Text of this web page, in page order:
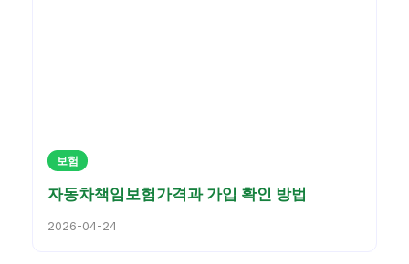
보험
자동차책임보험가격과 가입 확인 방법
2026-04-24